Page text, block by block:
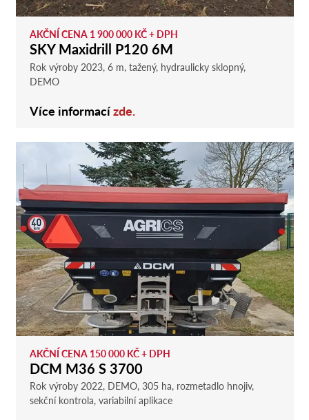
AKČNÍ CENA 1 900 000 KČ + DPH
SKY Maxidrill P120 6M
Rok výroby 2023, 6 m, tažený, hydraulicky sklopný,
DEMO
Více informacízde.
AKČNÍ CENA 150 000 KČ + DPH
DCM M36 S 3700
Rok výroby 2022, DEMO, 305 ha, rozmetadlo hnojiv,
sekční kontrola, variabilní aplikace